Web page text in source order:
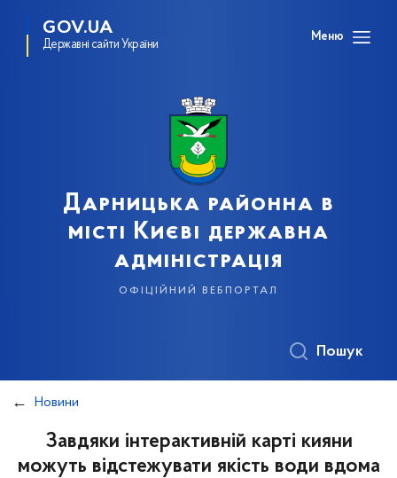
GOV.UA
Державні сайти України
Меню
Дарницька районна в
місті Києві державна
адміністрація
офіційний вебпортал
Пошук
Новини
Завдяки інтерактивній карті кияни
можуть відстежувати якість води вдома